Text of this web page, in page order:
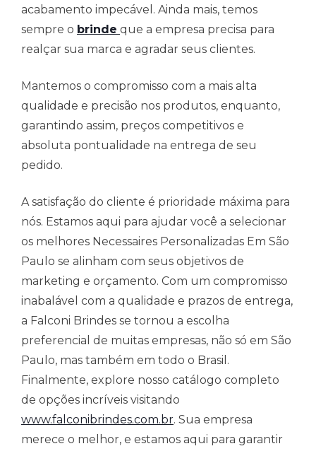
acabamento impecável. Ainda mais, temos
sempre o brinde que a empresa precisa para
realçar sua marca e agradar seus clientes.
Mantemos o compromisso com a mais alta
qualidade e precisão nos produtos, enquanto,
garantindo assim, preços competitivos e
absoluta pontualidade na entrega de seu
pedido.
A satisfação do cliente é prioridade máxima para
nós. Estamos aqui para ajudar você a selecionar
os melhores Necessaires Personalizadas Em São
Paulo se alinham com seus objetivos de
marketing e orçamento. Com um compromisso
inabalável com a qualidade e prazos de entrega,
a Falconi Brindes se tornou a escolha
preferencial de muitas empresas, não só em São
Paulo, mas também em todo o Brasil.
Finalmente, explore nosso catálogo completo
de opções incríveis visitando
www.falconibrindes.com.br. Sua empresa
merece o melhor, e estamos aqui para garantir